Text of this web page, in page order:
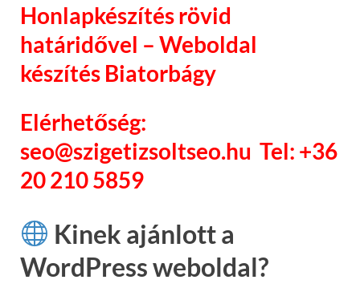
Honlapkészítés rövid
határidővel – Weboldal
készítés Biatorbágy
Elérhetőség:
seo@szigetizsoltseo.hu Tel: +36
20 210 5859
Kinek ajánlott a
WordPress weboldal?